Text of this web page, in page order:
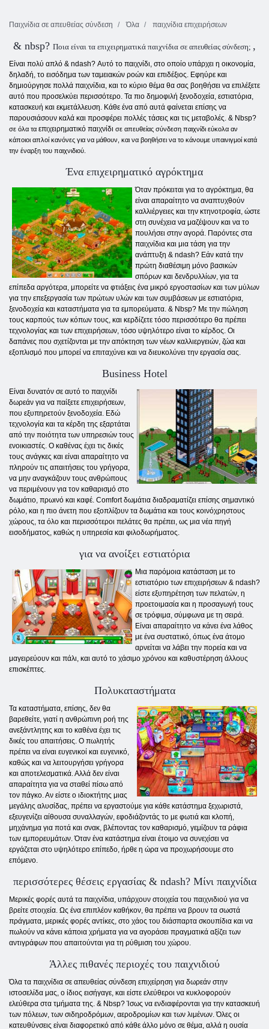
Παιχνίδια σε απευθείας σύνδεση Όλα παιχνίδια επιχειρήσεων
& nbsp? Ποια είναι τα επιχειρηματικά παιχνίδια σε απευθείας σύνδεση; ,
Είναι πολύ απλό & ndash? Αυτό το παιχνίδι, στο οποίο υπάρχει η οικονομία,
δηλαδή, το εισόδημα των ταμειακών ροών και επιδέξιος. Εφηύρε και
δημιούργησε πολλά παιχνίδια, και το κύριο θέμα θα σας βοηθήσει να επιλέξετε
αυτό που προσελκύει περισσότερο. Τα πιο δημοφιλή ξενοδοχεία, εστιατόρια,
κατασκευή και εκμετάλλευση. Κάθε ένα από αυτά φαίνεται επίσης να
παρουσιάσουν καλά και προσφέρει πολλές τάσεις και τις μεταβολές. & Nbsp?
σε όλα τα επιχειρηματικό παιχνίδι σε απευθείας σύνδεση παιχνίδι εύκολα αν
κάποιοι απλοί κανόνες για να μάθουν, και να βοηθήσει να το κάνουμε υπαινιγμοί κατά
την έναρξη του παιχνιδιού.
Ένα επιχειρηματικό αγρόκτημα
Όταν πρόκειται για το αγρόκτημα, θα
είναι απαραίτητο να αναπτυχθούν
καλλιέργειες και την κτηνοτροφία, ώστε
στη συνέχεια να μαζέψουν και να το
πουλήσει στην αγορά. Παρόντες στα
παιχνίδια και μια τάση για την
ανάπτυξη & ndash? Εάν κατά την
πρώτη διαθέσιμη μόνο βασικών
σπόρων και δενδρυλλίων, για τα
επίπεδα αργότερα, μπορείτε να φτιάξεις ένα μικρό εργοστασίων και των μύλων
για την επεξεργασία των πρώτων υλών και των συμβάσεων με εστιατόρια,
ξενοδοχεία και καταστήματα για τα εμπορεύματα. & Nbsp? Με την πώληση
τους καρπούς των κόπων τους, και κερδίζετε τόσο περισσότερο θα πρέπει
τεχνολογίας και των επιχειρήσεων, τόσο υψηλότερο είναι το κέρδος. Οι
δαπάνες που σχετίζονται με την απόκτηση των νέων καλλιεργειών, ζώα και
εξοπλισμό που μπορεί να επιταχύνει και να διευκολύνει την εργασία σας.
Business Hotel
Είναι δυνατόν σε αυτό το παιχνίδι
δωρεάν για να παίξετε επιχειρήσεων,
που εξυπηρετούν ξενοδοχεία. Εδώ
τεχνολογία και τα κέρδη της εξαρτάται
από την ποιότητα των υπηρεσιών τους
ενοικιαστές. Ο καθένας έχει τις δικές
τους ανάγκες και είναι απαραίτητο να
πληρούν τις απαιτήσεις του γρήγορα,
να μην αναγκάζουν τους ανθρώπους
να περιμένουν για τον καθαρισμό στο
δωμάτιο, πρωινό και καφέ. Comfort δωμάτια διαδραματίζει επίσης σημαντικό
ρόλο, και η πιο άνετη που εξοπλίζουν τα δωμάτια και τους κοινόχρηστους
χώρους, τα όλο και περισσότεροι πελάτες θα πρέπει, ως μια νέα πηγή
εισοδήματος, καθώς η υπηρεσία και φιλοδωρήματος.
για να ανοίξει εστιατόρια
Μια παρόμοια κατάσταση με το
εστιατόριο των επιχειρήσεων & ndash?
είστε εξυπηρέτηση των πελατών, η
προετοιμασία και η προσαγωγή τους
σε τρόφιμα, σύμφωνα με τη σειρά.
Είναι απαραίτητο να κάνει ένα λάθος
με ένα συστατικό, όπως ένα άτομο
αρνείται να λάβει την πορεία και να
μαγειρεύουν και πάλι, και αυτό το χάσιμο χρόνου και καθυστέρηση άλλους
επισκέπτες.
Πολυκαταστήματα
Τα καταστήματα, επίσης, δεν θα
βαρεθείτε, γιατί η ανθρώπινη ροή της
ανεξάντλητης και το καθένα έχει τις
δικές του απαιτήσεις. Ο πωλητής
πρέπει να είναι ευγενικοί και ευγενικό,
καθώς και να λειτουργήσει γρήγορα
και αποτελεσματικά. Αλλά δεν είναι
απαραίτητα για να σταθεί πίσω από
τον πάγκο. Αν είστε ο ιδιοκτήτης μιας
μεγάλης αλυσίδας, πρέπει να εργαστούμε για κάθε κατάστημα ξεχωριστά,
εξευγενίζει αίθουσα συναλλαγών, εφοδιάζοντάς το με φωτιά και κλοπή,
μηχάνημα για ποτά και σνακ, βλέποντας τον καθαρισμό, γεμίζουν τα ράφια
των εμπορευμάτων. Όταν ένα κατάστημα είναι έτοιμο να συνεχίσει να
εργάζεται στο υψηλότερο επίπεδο, ήρθε η ώρα να προχωρήσουμε στο
επόμενο.
περισσότερες θέσεις εργασίας & ndash? Μίνι παιχνίδια
Μερικές φορές αυτά τα παιχνίδια, υπάρχουν στοιχεία του παιχνιδιού για να
βρείτε στοιχεία. Ως ένα επιπλέον καθήκον, θα πρέπει να βρουν τα σωστά
πράγματα, μερικές φορές αντίκες, στο χάος του διάσπαρτα σκουπίδια και να
πωλούν να κάνει κάποια χρήματα για να αγοράσει πραγματικά αξίζει των
αντιγράφων που απαιτούνται για τη ρύθμιση του χώρου.
Άλλες πιθανές περιοχές του παιχνιδιού
Όλα τα παιχνίδια σε απευθείας σύνδεση επιχείρηση για δωρεάν στην
ιστοσελίδα μας, ο ίδιος εισήγαγε, και είστε ελεύθεροι να κυκλοφορούν
ελεύθερα στα τμήματα της. & Nbsp? Ίσως να ενδιαφέρονται για την κατασκευή
των πόλεων, των σιδηροδρόμων, αεροδρομίων και των λιμένων. Όλες οι
κατευθύνσεις είναι διαφορετικό από κάθε άλλο μόνο σε θέμα, αλλά η ουσία